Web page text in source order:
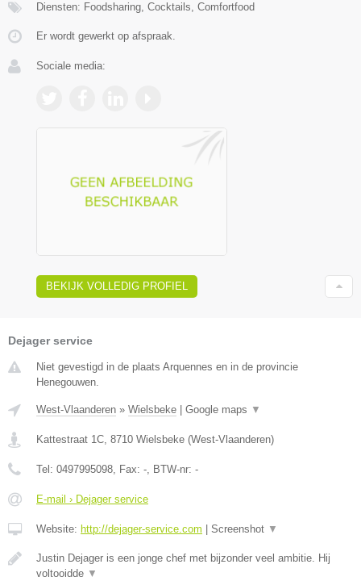
Diensten: Foodsharing, Cocktails, Comfortfood
Er wordt gewerkt op afspraak.
Sociale media:
BEKIJK VOLLEDIG PROFIEL
Dejager service
Niet gevestigd in de plaats Arquennes en in de provincie
Henegouwen.
West-Vlaanderen » Wielsbeke Google maps ▼
Kattestraat 1C, 8710 Wielsbeke (West-Vlaanderen)
Tel: 0497995098, Fax: -, BTW-nr: -
E-mail › Dejager service
Website: http://dejager-service.com Screenshot ▼
Justin Dejager is een jonge chef met bijzonder veel ambitie. Hij
voltooidde ▼